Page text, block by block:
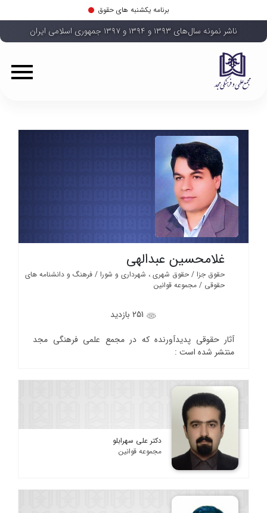
برنامه یکشنبه های حقوق
ناشر نمونه سال‌های ۱۳۹۳ و ۱۳۹۴ و ۱۳۹۷ جمهوری اسلامی ایران
غلامحسین عبدالهی
حقوق جزا / حقوق شهری ، شهرداری و شورا / فرهنگ و دانشنامه های
حقوقی / مجموعه قوانین
آثار حقوقی پدیدآورنده که در مجمع علمی فرهنگی مجد
منتشر شده است :
دکتر علی سهرابلو
مجموعه قوانین